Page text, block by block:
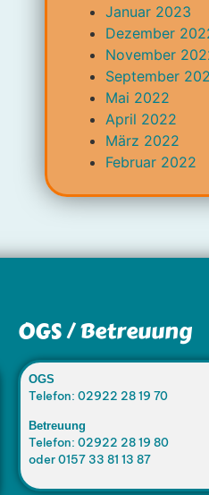
Januar 2023
Dezember
November
September
Mai 2022
April 2022
März 2022
Februar 2022
OGS / Betreuung
OGS
Telefon: 02922 28 19 70
Betreuung
Telefon: 02922 28 19 80
oder 0157 33 81 13 87